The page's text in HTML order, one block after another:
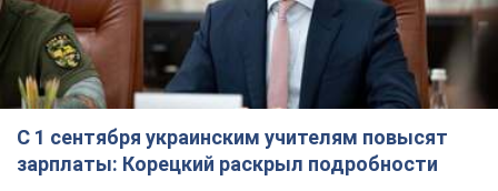
С 1 сентября украинским учителям повысят
зарплаты: Корецкий раскрыл подробности